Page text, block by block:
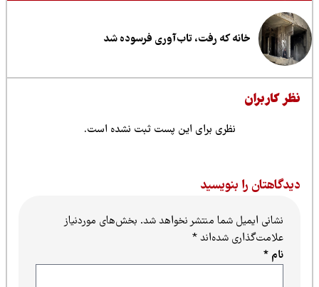
خانه که رفت، تاب‌آوری فرسوده شد
کاربران
نظری برای این پست ثبت نشده است.
را بنویسید
نشانی ایمیل شما منتشر نخواهد شد.بخش‌های موردنیاز
علامت‌گذاری شده‌اند*